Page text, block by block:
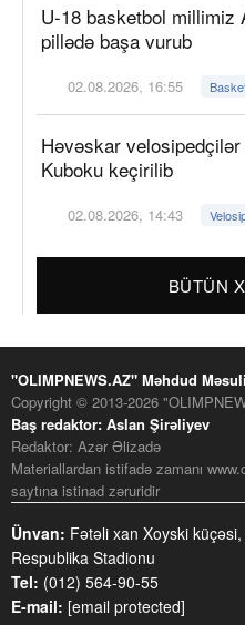
U-18 basketbol millimiz
pillədə başa vurub
02.08.2026, 16:55
Həvəskar
Kuboku keçirilib
02.08.2026, 14:43
BÜTÜN
"OLIMPNEWS.AZ" Məhdud
Copyright © 2013-2026
Baş redaktor: Aslan Şirəliyev
Redaktor: Azər Əlizadə
Materiallardan istifadə zamanı
saytına istinad zəruridir
Ünvan: Fətəli xan Xoyski
Respublika Stadionu
Tel: (012) 564-90-55
E-mail: [email protected]